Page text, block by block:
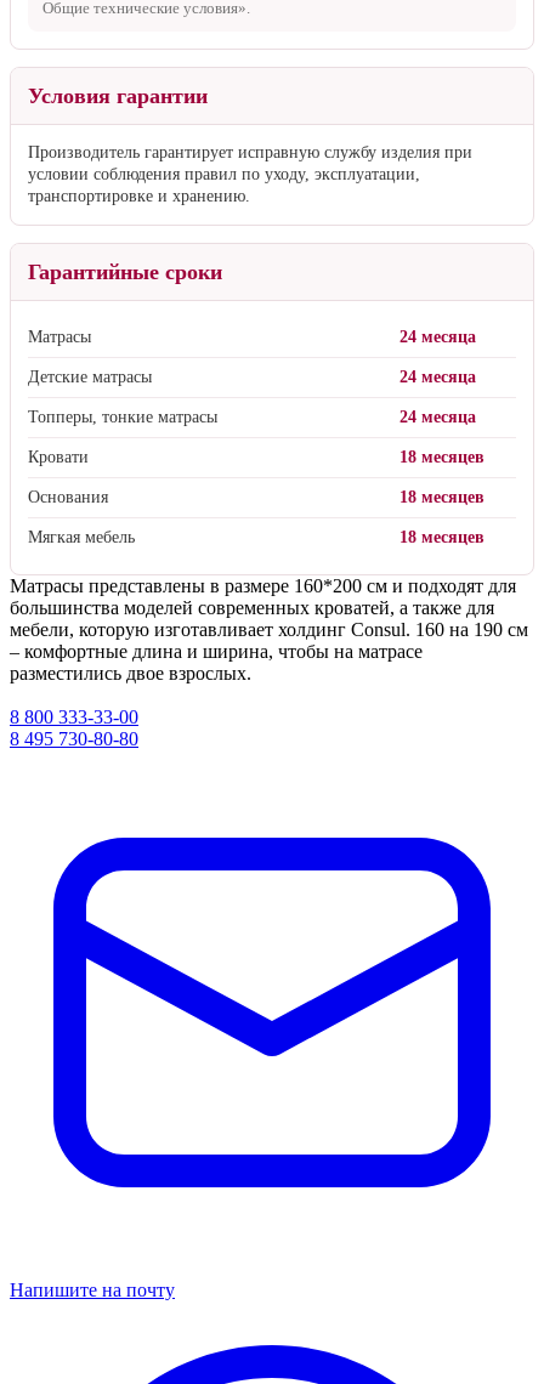
Общие технические условия».
Условия гарантии
Производитель гарантирует исправную службу изделия при
условии соблюдения правил по уходу, эксплуатации,
транспортировке и хранению.
Гарантийные сроки
Матрасы 24 месяца
Детские матрасы 24 месяца
Топперы, тонкие матрасы 24 месяца
Кровати 18 месяцев
Основания 18 месяцев
Мягкая мебель 18 месяцев
Матрасы представлены в размере 160*200 см и подходят для
большинства моделей современных кроватей, а также для
мебели, которую изготавливает холдинг Consul. 160 на 190 см
– комфортные длина и ширина, чтобы на матрасе
разместились двое взрослых.
8 800 333-33-00
8 495 730-80-80
Напишите на почту